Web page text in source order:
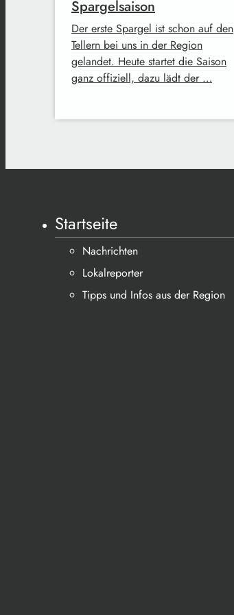
Spargelsaison
Der erste Spargel ist schon auf den
Tellern bei uns in der Region
gelandet. Heute startet die Saison
ganz offiziell, dazu lädt der …
Startseite
Nachrichten
Lokalreporter
Tipps und Infos aus der Region